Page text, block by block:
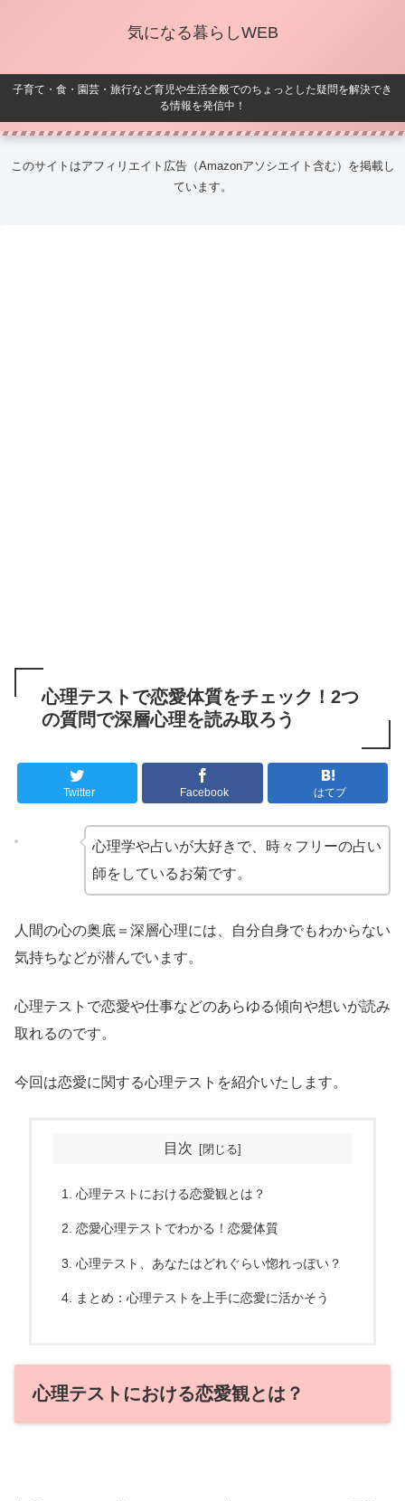
気になる暮らしWEB
子育て・食・園芸・旅行など育児や生活全般でのちょっとした疑問を解決でき
る情報を発信中！
このサイトはアフィリエイト広告（Amazonアソシエイト含む）を掲載し
ています。
心理テストで恋愛体質をチェック！2つ
の質問で深層心理を読み取ろう
Twitter Facebook はてブ
心理学や占いが大好きで、時々フリーの占い
師をしているお菊です。
人間の心の奥底＝深層心理には、自分自身でもわからない
気持ちなどが潜んでいます。
心理テストで恋愛や仕事などのあらゆる傾向や想いが読み
取れるのです。
今回は恋愛に関する心理テストを紹介いたします。
目次
心理テストにおける恋愛観とは？
恋愛心理テストでわかる！恋愛体質
心理テスト、あなたはどれぐらい惚れっぽい？
まとめ：心理テストを上手に恋愛に活かそう
心理テストにおける恋愛観とは？